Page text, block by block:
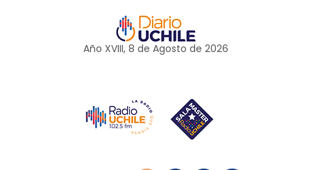
Año XVIII, 8 de Agosto de 2026